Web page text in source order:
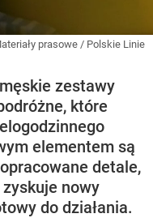
prasowe / Polskie Linie
zestawy
które
elementem są
detale,
nowy
do działania.